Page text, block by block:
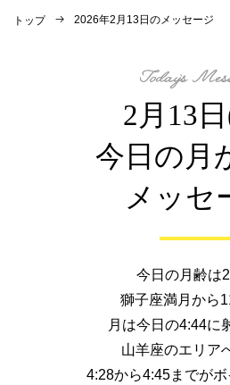
トップ 2026年2月13日のメッセージ
2月13
今日の月
メッセ
今日の月齢は
獅子座満月から
月は今日の4:44に
山羊座のエリア
4:28から4:45までがボ